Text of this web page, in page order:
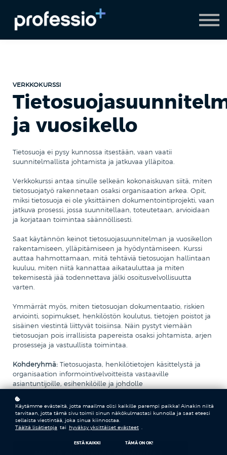
AI Coach
Pyydä demo
Hanki Professio+
VERKKOKURSSI
ja vuosikello
Tietosuoja ei pysy kunnossa itsestään, vaan vaatii
suunnitelmallista johtamista ja jatkuvaa ylläpitoa.
Verkkokurssi antaa sinulle selkeän kokonaiskuvan siitä, miten
tietosuojatyö rakennetaan osaksi organisaation arkea. Opit,
miksi tietosuoja ei ole yksittäinen dokumentointiprojekti, vaan
jatkuva prosessi, jossa suunnitellaan, toteutetaan, arvioidaan
ja korjataan toimintaa säännöllisesti.
Saat käytännön keinot tietosuojasuunnitelman ja vuosikellon
rakentamiseen, ylläpitämiseen ja hyödyntämiseen. Kurssi
auttaa hahmottamaan, mitä tehtäviä tietosuojan hallintaan
kuuluu, miten niitä kannattaa aikatauluttaa ja miten
tekemisestä jää todennettava jälki osoitusvelvollisuutta
varten.
Ymmärrät myös, miten tietosuojan dokumentaatio, riskien
arviointi, sopimukset, henkilöstön koulutus, tietojen poistot ja
sisäinen viestintä liittyvät toisiinsa. Näin pystyt viemään
tietosuojan pois irrallisista papereista osaksi johtamista, arjen
prosesseja ja vastuullista toimintaa.
Kohderyhmä: Tietosuojasta, henkilötietojen käsittelystä ja
organisaation informointivelvoitteista vastaaville
asiantuntijoille, esihenkilöille ja johdolle
Taidot ja teemat: Tietosuojasuunnitelma, vuosikello,
osoitusvelvollisuus, riskienhallinta, sopimukset ja
dokumentointi, henkilöstön koulutus
Käytämme evästeitä, jotta maailma olisi kaikille parempi paikka! Ainakin niitä
tarvitaan, jotta tämä sivu toimii sinun näkökulmastasi kunnolla ja saat eteesi
sellaista viestintää, joka sinua kiinnostaa.
Täältä lisätietoja tai hyväksy yksittäiset evästeet
ESTÄ KAIKKI TÄMÄ ON OK!